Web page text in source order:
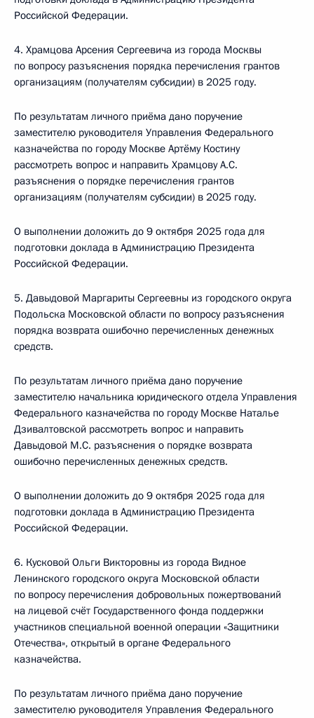
Российской Федерации.
4. Храмцова Арсения Сергеевича из города Москвы
по вопросу разъяснения порядка перечисления грантов
организациям (получателям субсидии) в 2025 году.
По результатам личного приёма дано поручение
заместителю руководителя Управления Федерального
казначейства по городу Москве Артёму Костину
рассмотреть вопрос и направить Храмцову А.С.
разъяснения о порядке перечисления грантов
организациям (получателям субсидии) в 2025 году.
О выполнении доложить до 9 октября 2025 года для
подготовки доклада в Администрацию Президента
Российской Федерации.
5. Давыдовой Маргариты Сергеевны из городского округа
Подольска Московской области по вопросу разъяснения
порядка возврата ошибочно перечисленных денежных
средств.
По результатам личного приёма дано поручение
заместителю начальника юридического отдела Управления
Федерального казначейства по городу Москве Наталье
Дзивалтовской рассмотреть вопрос и направить
Давыдовой М.С. разъяснения о порядке возврата
ошибочно перечисленных денежных средств.
О выполнении доложить до 9 октября 2025 года для
подготовки доклада в Администрацию Президента
Российской Федерации.
6. Кусковой Ольги Викторовны из города Видное
Ленинского городского округа Московской области
по вопросу перечисления добровольных пожертвований
на лицевой счёт Государственного фонда поддержки
участников специальной военной операции «Защитники
Отечества», открытый в органе Федерального
казначейства.
По результатам личного приёма дано поручение
заместителю руководителя Управления Федерального